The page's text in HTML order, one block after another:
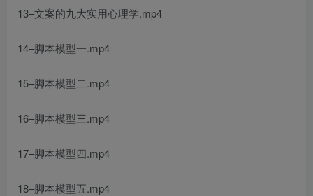
13–文案的九大实用心理学.mp4
14–脚本模型一.mp4
15–脚本模型二.mp4
16–脚本模型三.mp4
17–脚本模型四.mp4
18–脚本模型五.mp4